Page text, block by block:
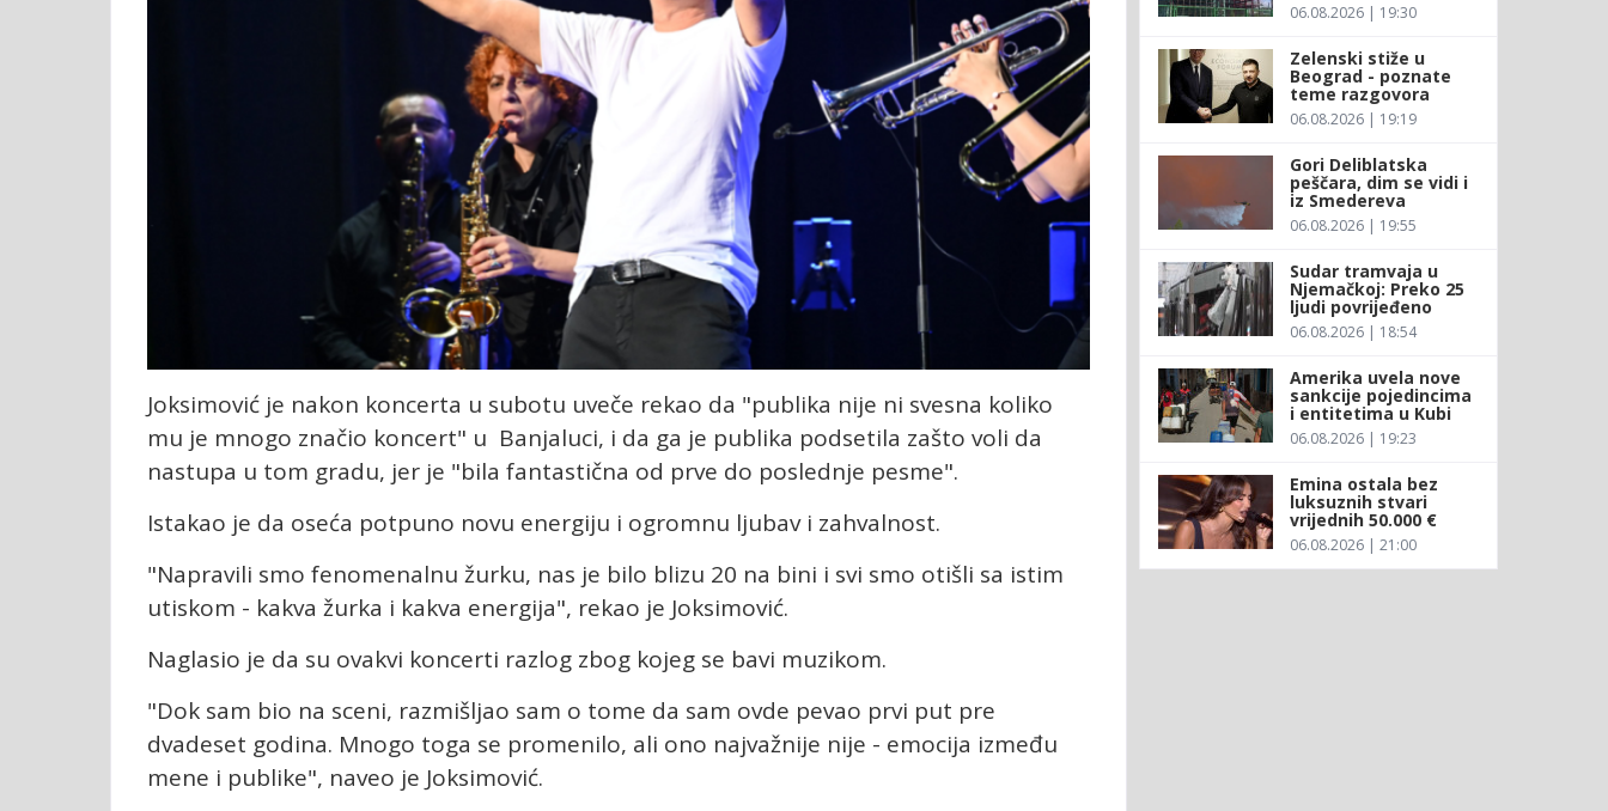
Joksimović je nakon koncerta u subotu uveče rekao da "publika nije ni svesna koliko
mu je mnogo značio koncert" u Banjaluci, i da ga je publika podsetila zašto voli da
nastupa u tom gradu, jer je "bila fantastična od prve do poslednje pesme".
Istakao je da oseća potpuno novu energiju i ogromnu ljubav i zahvalnost.
"Napravili smo fenomenalnu žurku, nas je bilo blizu 20 na bini i svi smo otišli sa istim
utiskom - kakva žurka i kakva energija", rekao je Joksimović.
Naglasio je da su ovakvi koncerti razlog zbog kojeg se bavi muzikom.
"Dok sam bio na sceni, razmišljao sam o tome da sam ovde pevao prvi put pre
dvadeset godina. Mnogo toga se promenilo, ali ono najvažnije nije - emocija između
mene i publike", naveo je Joksimović.
06.08.2026 | 19:30
Zelenski stiže u
Beograd - poznate
teme razgovora
06.08.2026 | 19:19
Gori Deliblatska
peščara, dim se vidi i
iz Smedereva
06.08.2026 | 19:55
Sudar tramvaja u
Njemačkoj: Preko 25
ljudi povrijeđeno
06.08.2026 | 18:54
Amerika uvela nove
sankcije pojedincima
i entitetima u Kubi
06.08.2026 | 19:23
Emina ostala bez
luksuznih stvari
vrijednih 50.000 €
06.08.2026 | 21:00